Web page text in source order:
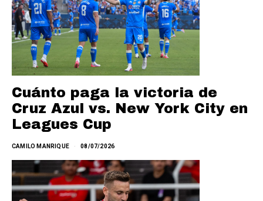
Cuánto paga la victoria de
Cruz Azul vs. New York City en
Leagues Cup
CAMILO MANRIQUE 08/07/2026